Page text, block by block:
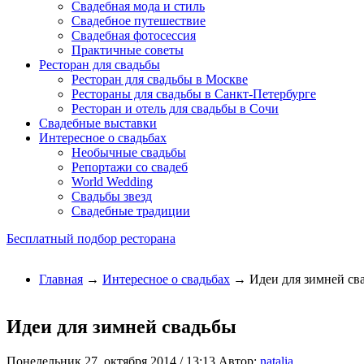
Свадебная мода и стиль
Свадебное путешествие
Свадебная фотосессия
Практичные советы
Ресторан для свадьбы
Ресторан для свадьбы в Москве
Рестораны для свадьбы в Санкт-Петербурге
Ресторан и отель для свадьбы в Сочи
Свадебные выставки
Интересное о свадьбах
Необычные свадьбы
Репортажи со свадеб
World Wedding
Свадьбы звезд
Свадебные традиции
Бесплатный подбор ресторана
Главная → Интересное о свадьбах → Идеи для зимней
Идеи для зимней свадьбы
Понедельник 27, октября 2014 / 13:13 Автор: natalia